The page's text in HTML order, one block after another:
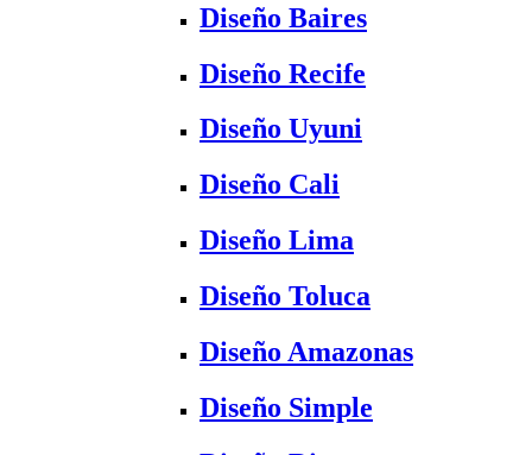
Diseño Baires
Diseño Recife
Diseño Uyuni
Diseño Cali
Diseño Lima
Diseño Toluca
Diseño Amazonas
Diseño Simple